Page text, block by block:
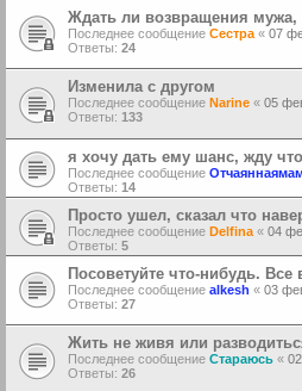
Ждать ли возвращения мужа,
Последнее сообщение Сестра « 07
Ответы: 24
Изменила с другом
Последнее сообщение Narine « 05
Ответы: 133
я хочу дать ему шанс, жду
Последнее сообщение
Ответы: 14
Просто ушел, сказал что
Последнее сообщение Delfina « 04
Ответы: 5
Посоветуйте что-нибудь. Все
Последнее сообщение alkesh « 03
Ответы: 27
Жить не живя или
Последнее сообщение Стараюсь «
Ответы: 26